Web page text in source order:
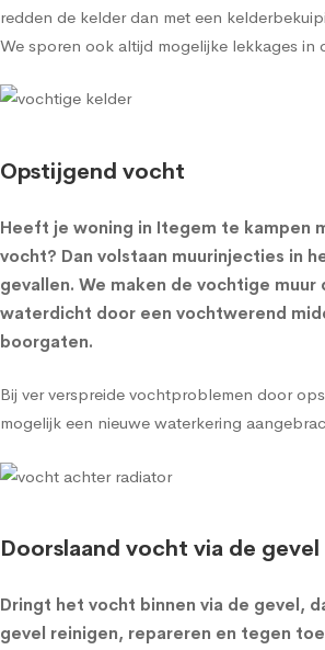
redden de kelder dan met een
We sporen ook altijd mogelijke lekkages in
Opstijgend vocht
Heeft je woning in Itegem te kampen
vocht? Dan volstaan muurinjecties in
gevallen. We maken de vochtige muur
waterdicht door een vochtwerend
boorgaten.
Bij ver verspreide vochtproblemen door
mogelijk een nieuwe waterkering
Doorslaand vocht via de gevel
Dringt het vocht binnen via de gevel,
gevel reinigen, repareren en tegen